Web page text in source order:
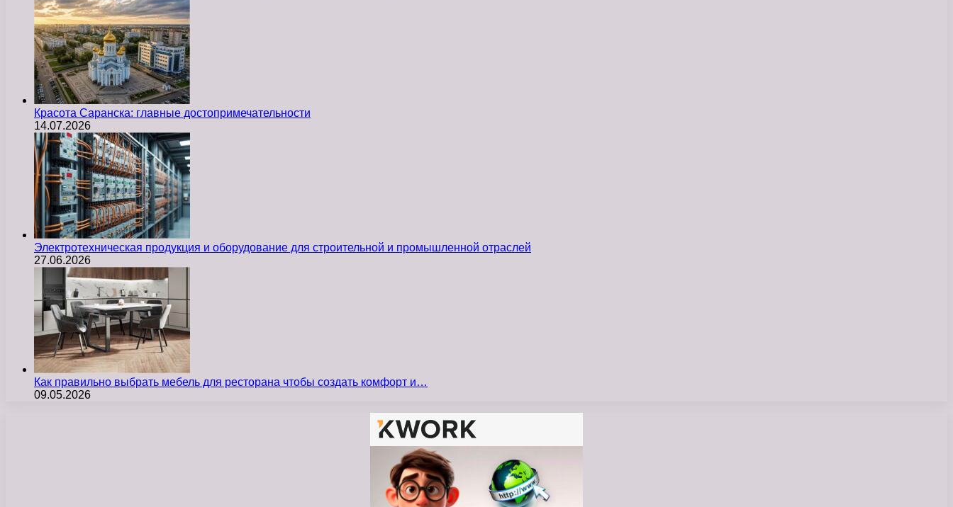
Красота Саранска: главные достопримечательности
14.07.2026
Электротехническая продукция и оборудование для строительной и промышленной отраслей
27.06.2026
Как правильно выбрать мебель для ресторана чтобы создать комфорт и…
09.05.2026